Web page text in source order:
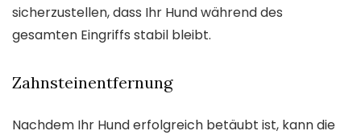
sicherzustellen, dass Ihr Hund während des
gesamten Eingriffs stabil bleibt.
Zahnsteinentfernung
Nachdem Ihr Hund erfolgreich betäubt ist, kann die